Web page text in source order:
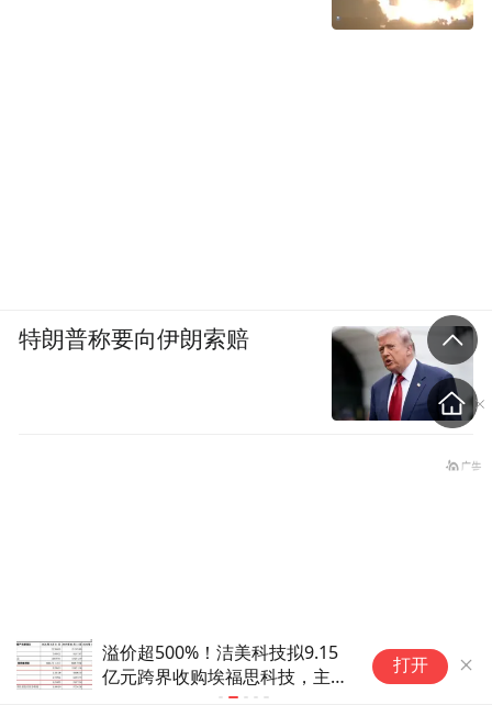
溢价超500%！洁美科技拟9.15
亿元跨界收购埃福思科技，主要
交易对手方立下三年2.2亿元净
新三板重要
打开
特朗普称要向伊朗索赔